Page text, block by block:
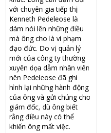
với chuyên gia tiếp thị
Kenneth Pedeleose là
dám nói lên những điều
mà ông cho là vi phạm
đạo đức. Do vị quản lý
mới của công ty thường
xuyên dọa dẫm nhân viên
nên Pedeleose đã ghi
hình lại những hành động
của ông và gửi chúng cho
giám đốc, dù ông biết
rằng điều này có thể
khiến ông mất việc.